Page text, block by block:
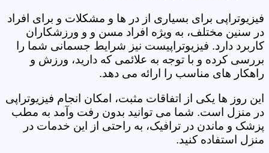
فیزیوتراپی برای بسیاری از در ها و مشکلات و برای افراد
در سنین مختلف، به ویژه افراد مسن و و ورزشکاران
کاربرد دارد. فیزیوتراپیست نیز شرایط جسمانی شما را
بررسی کرده و با توجه به علائمی که دارید، ورزش و
راهکار های مناسب را ارائه می دهد.
این روز ها یکی از اتفاقات مثبت، امکان انجام فیزیوتراپی
در منزل است. شما می توانید بدون رفت وآمد به مطب
پزشک و ماندن در ترافیک، به راحتی از این خدمات در
منزل استفاده کنید.